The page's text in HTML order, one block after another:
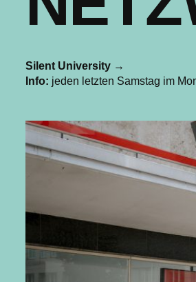
Silent University →
Info: jeden letzten Samstag im